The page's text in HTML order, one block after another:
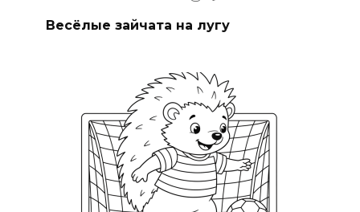
Весёлые зайчата на лугу